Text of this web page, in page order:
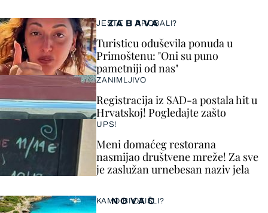
ZABAVA
JESTE LI PROBALI?
Turisticu oduševila ponuda u
Primoštenu: "Oni su puno
pametniji od nas"
ZANIMLJIVO
Registracija iz SAD-a postala hit u
Hrvatskoj! Pogledajte zašto
UPS!
Meni domaćeg restorana
nasmijao društvene mreže! Za sve
je zaslužan urnebesan naziv jela
NOVAC
KAMO BI OTIŠLI?